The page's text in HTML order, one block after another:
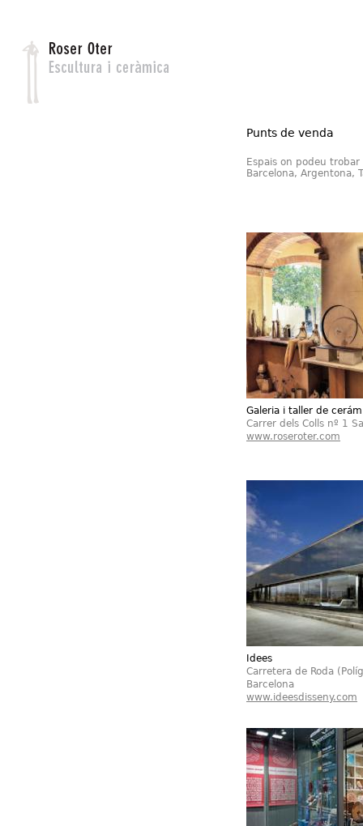
Punts de venda
Espais on podeu trobar
Barcelona, Argentona,
Galeria i taller de
Carrer dels Colls nº 1
www.roseroter.com
Idees
Carretera de Roda
Barcelona
www.ideesdisseny.com